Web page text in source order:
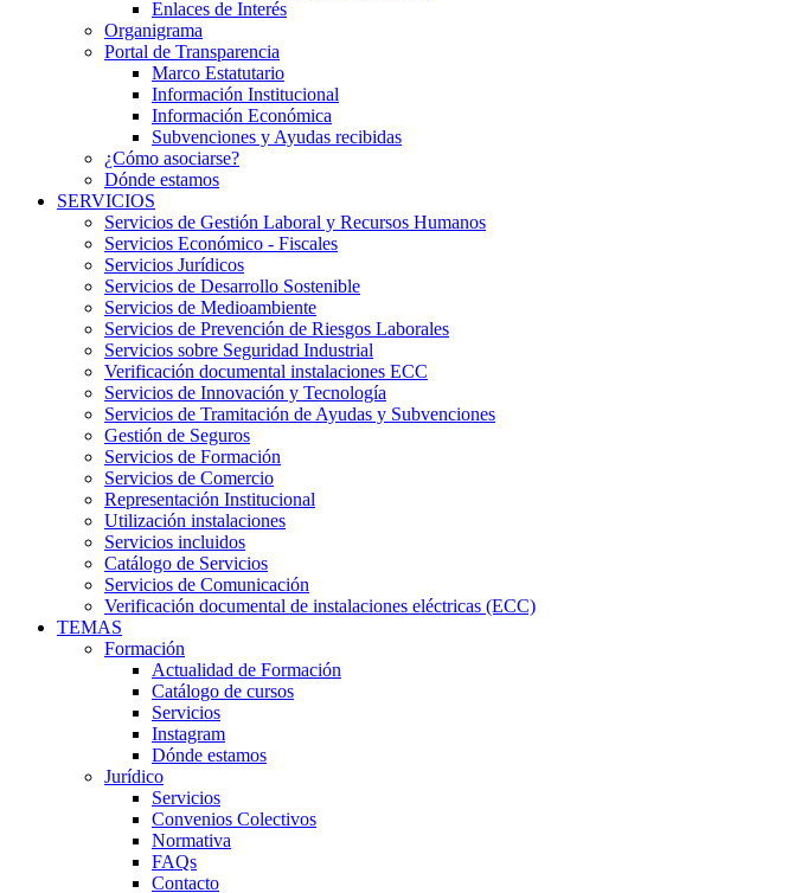
Enlaces de Interés
Organigrama
Portal de Transparencia
Marco Estatutario
Información Institucional
Información Económica
Subvenciones y Ayudas recibidas
¿Cómo asociarse?
Dónde estamos
SERVICIOS
Servicios de Gestión Laboral y Recursos Humanos
Servicios Económico - Fiscales
Servicios Jurídicos
Servicios de Desarrollo Sostenible
Servicios de Medioambiente
Servicios de Prevención de Riesgos Laborales
Servicios sobre Seguridad Industrial
Verificación documental instalaciones ECC
Servicios de Innovación y Tecnología
Servicios de Tramitación de Ayudas y Subvenciones
Gestión de Seguros
Servicios de Formación
Servicios de Comercio
Representación Institucional
Utilización instalaciones
Servicios incluidos
Catálogo de Servicios
Servicios de Comunicación
Verificación documental de instalaciones eléctricas (ECC)
TEMAS
Formación
Actualidad de Formación
Catálogo de cursos
Servicios
Instagram
Dónde estamos
Jurídico
Servicios
Convenios Colectivos
Normativa
FAQs
Contacto